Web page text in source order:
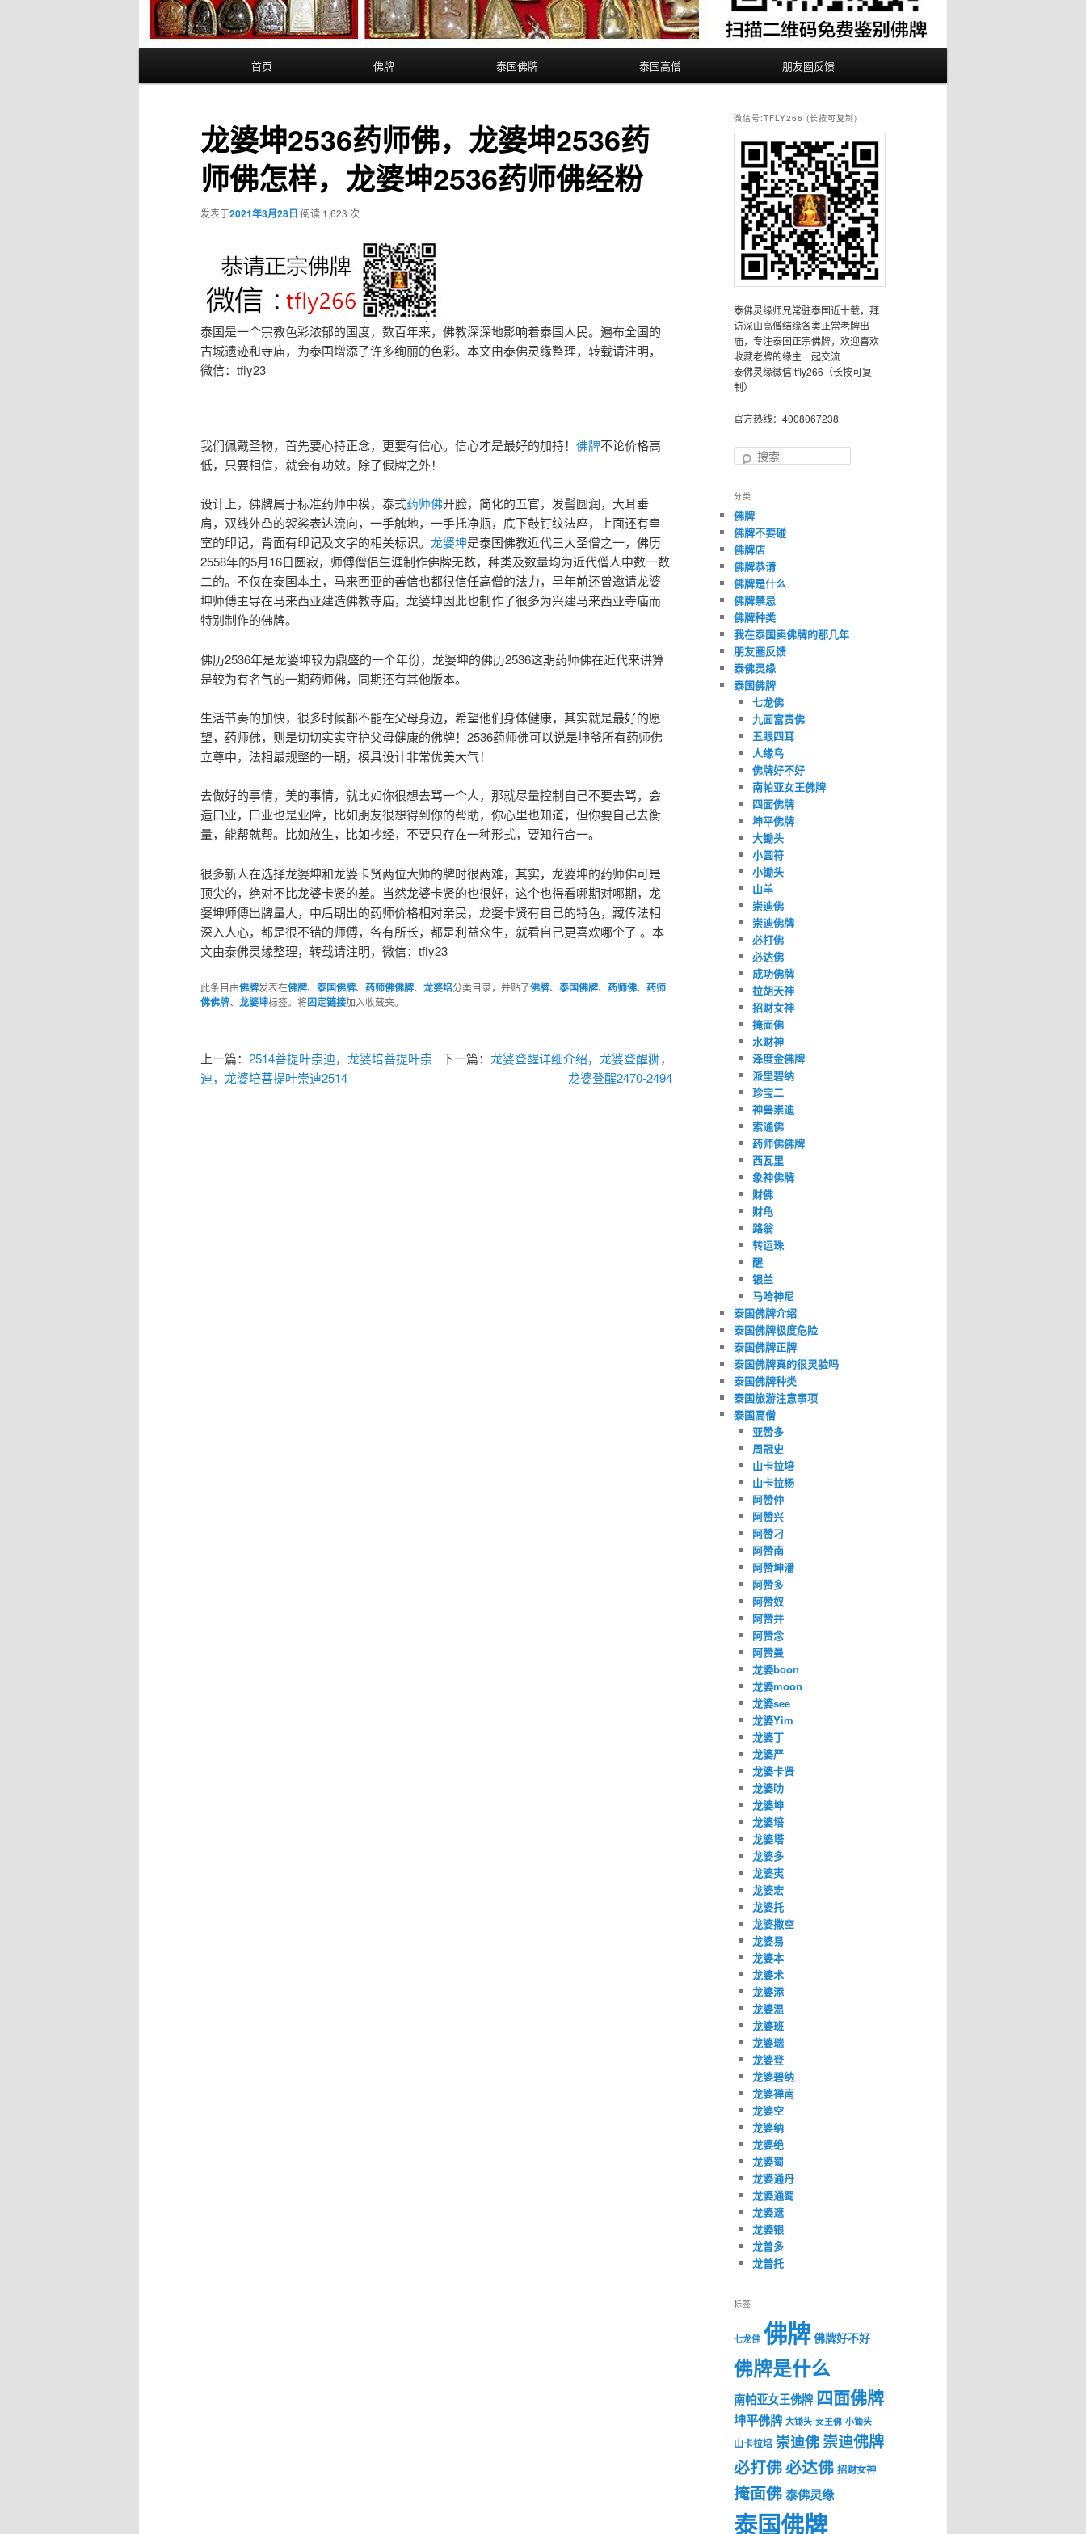
首页 佛牌 泰国佛牌 泰国高僧 朋友圈反馈
龙婆坤2536药师佛，龙婆坤2536药
师佛怎样，龙婆坤2536药师佛经粉
发表于2021年3月28日 阅读 1,623 次
泰国是一个宗教色彩浓郁的国度，数百年来，佛教深深地影响着泰国人民。遍布全国的
古城遗迹和寺庙，为泰国增添了许多绚丽的色彩。本文由泰佛灵缘整理，转载请注明，
微信：tfly23
我们佩戴圣物，首先要心持正念，更要有信心。信心才是最好的加持！ 佛牌不论价格高
低，只要相信，就会有功效。除了假牌之外！
设计上，佛牌属于标准药师中模，泰式药师佛开脸，简化的五官，发髻圆润，大耳垂
肩，双线外凸的袈裟表达流向，一手触地，一手托净瓶，底下鼓钉纹法座，上面还有皇
室的印记，背面有印记及文字的相关标识。 龙婆坤是泰国佛教近代三大圣僧之一，佛历
2558年的5月16日圆寂，师傅僧侣生涯制作佛牌无数，种类及数量均为近代僧人中数一数
二的。不仅在泰国本土，马来西亚的善信也都很信任高僧的法力，早年前还曾邀请龙婆
坤师傅主导在马来西亚建造佛教寺庙，龙婆坤因此也制作了很多为兴建马来西亚寺庙而
特别制作的佛牌。
佛历2536年是龙婆坤较为鼎盛的一个年份，龙婆坤的佛历2536这期药师佛在近代来讲算
是较为有名气的一期药师佛，同期还有其他版本。
生活节奏的加快，很多时候都不能在父母身边，希望他们身体健康，其实就是最好的愿
望，药师佛，则是切切实实守护父母健康的佛牌！2536药师佛可以说是坤爷所有药师佛
立尊中，法相最规整的一期，模具设计非常优美大气！
去做好的事情，美的事情，就比如你很想去骂一个人，那就尽量控制自己不要去骂，会
造口业，口业也是业障，比如朋友很想得到你的帮助，你心里也知道，但你要自己去衡
量，能帮就帮。比如放生，比如抄经，不要只存在一种形式，要知行合一。
很多新人在选择龙婆坤和龙婆卡贤两位大师的牌时很两难，其实，龙婆坤的药师佛可是
顶尖的，绝对不比龙婆卡贤的差。当然龙婆卡贤的也很好，这个也得看哪期对哪期，龙
婆坤师傅出牌量大，中后期出的药师价格相对亲民，龙婆卡贤有自己的特色，藏传法相
深入人心，都是很不错的师傅，各有所长，都是利益众生，就看自己更喜欢哪个了 。本
文由泰佛灵缘整理，转载请注明，微信：tfly23
此条目由佛牌发表在佛牌、 泰国佛牌、 药师佛佛牌、 龙婆培分类目录，并贴了佛牌、 泰国佛牌、 药师佛、 药师
佛佛牌、 龙婆坤标签。将固定链接加入收藏夹。
上一篇： 2514菩提叶崇迪，龙婆培菩提叶崇
迪，龙婆培菩提叶崇迪2514
下一篇： 龙婆登醒详细介绍，龙婆登醒狮，
龙婆登醒2470-2494
微信号:TFLY266 (长按可复制)
泰佛灵缘师兄常驻泰国近十载，拜
访深山高僧结缘各类正常老牌出
庙，专注泰国正宗佛牌，欢迎喜欢
收藏老牌的缘主一起交流
泰佛灵缘微信:tfly266（长按可复
制）
官方热线：4008067238
搜
分类
佛牌
佛牌不要碰
佛牌店
佛牌恭请
佛牌是什么
佛牌禁忌
佛牌种类
我在泰国卖佛牌的那几年
朋友圈反馈
泰佛灵缘
泰国佛牌
七龙佛
九面富贵佛
五眼四耳
人缘鸟
佛牌好不好
南帕亚女王佛牌
四面佛牌
坤平佛牌
大锄头
小圆符
小锄头
山羊
崇迪佛
崇迪佛牌
必打佛
必达佛
成功佛牌
拉胡天神
招财女神
掩面佛
水财神
泽度金佛牌
派里碧纳
珍宝二
神兽崇迪
索通佛
药师佛佛牌
西瓦里
象神佛牌
财佛
财龟
路翁
转运珠
醒
银兰
马哈神尼
泰国佛牌介绍
泰国佛牌极度危险
泰国佛牌正牌
泰国佛牌真的很灵验吗
泰国佛牌种类
泰国旅游注意事项
泰国高僧
亚赞多
周冠史
山卡拉培
山卡拉杨
阿赞仲
阿赞兴
阿赞刁
阿赞南
阿赞坤潘
阿赞多
阿赞奴
阿赞并
阿赞念
阿赞曼
龙婆boon
龙婆moon
龙婆see
龙婆Yim
龙婆丁
龙婆严
龙婆卡贤
龙婆叻
龙婆坤
龙婆培
龙婆塔
龙婆多
龙婆夷
龙婆宏
龙婆托
龙婆撒空
龙婆易
龙婆本
龙婆术
龙婆添
龙婆温
龙婆班
龙婆瑞
龙婆登
龙婆碧纳
龙婆禅南
龙婆空
龙婆纳
龙婆绝
龙婆蜀
龙婆通丹
龙婆通蜀
龙婆遮
龙婆银
龙普多
龙普托
标签
七龙佛 佛牌 佛牌好不好
佛牌是什么
南帕亚女王佛牌 四面佛牌
坤平佛牌 大锄头 女王佛 小锄头
山卡拉培 崇迪佛崇迪佛牌
必打佛必达佛 招财女神
掩面佛泰佛灵缘
泰国佛牌